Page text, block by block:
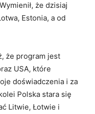
że dzisiaj
Estonia, a od
że program jest
USA, które
doświadczenia i za
Polska stara się
Litwie, Łotwie i